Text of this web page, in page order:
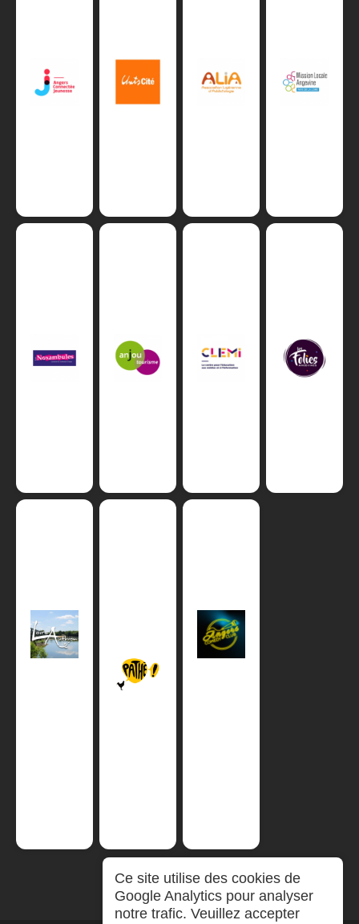
Ce site utilise des cookies de
Google Analytics pour analyser
notre trafic. Veuillez accepter